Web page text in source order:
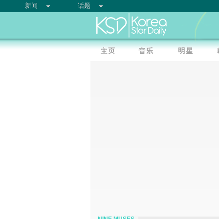
新闻 话题